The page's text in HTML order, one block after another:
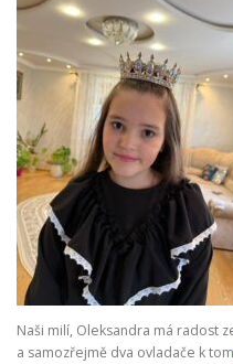
Naši milí, Oleksandra má radost
a samozřejmě dva ovladače k